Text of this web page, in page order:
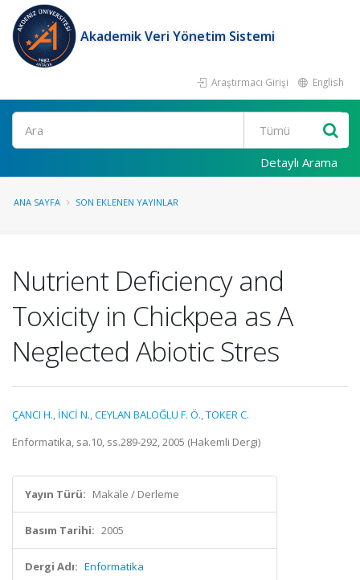
Akademik Veri Yönetim Sistemi
Araştırmacı Girişi English
Ara
Detaylı Arama
ANA SAYFA SON EKLENEN YAYINLAR
Nutrient Deficiency and
Toxicity in Chickpea as A
Neglected Abiotic Stres
ÇANCI H., İNCİ N.,CEYLAN BALOĞLU F. Ö.,TOKER C.
Enformatika, sa.10, ss.289-292, 2005 (Hakemli Dergi)
Yayın Türü: Makale / Derleme
Basım Tarihi: 2005
Dergi Adı: Enformatika